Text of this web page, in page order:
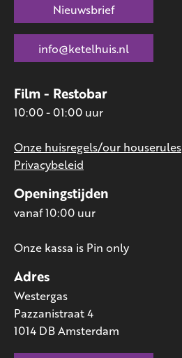
Adres
Westergas
Pazzanistraat 4
1014 DB Amsterdam
Openingstijden
vanaf 10:00 uur
Onze kassa is Pin only
Film - Restobar
10:00 - 01:00 uur
Onze huisregels/our houserules
Privacybeleid
Nieuwsbrief
info@ketelhuis.nl